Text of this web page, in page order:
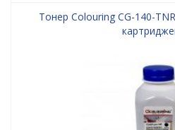
Тонер Colouring CG-140-